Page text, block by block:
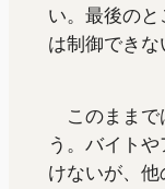
い。最後の
は制御できな
このままで
う。バイト
けないが、